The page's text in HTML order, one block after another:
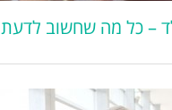
– כל מה שחשוב לדעת